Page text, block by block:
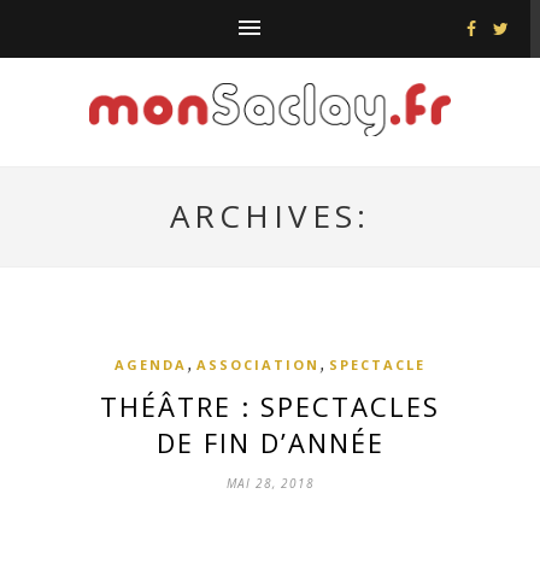
ARCHIVES:
AGENDA , ASSOCIATION , SPECTACLE
THÉÂTRE : SPECTACLES
DE FIN D’ANNÉE
MAI 28, 2018